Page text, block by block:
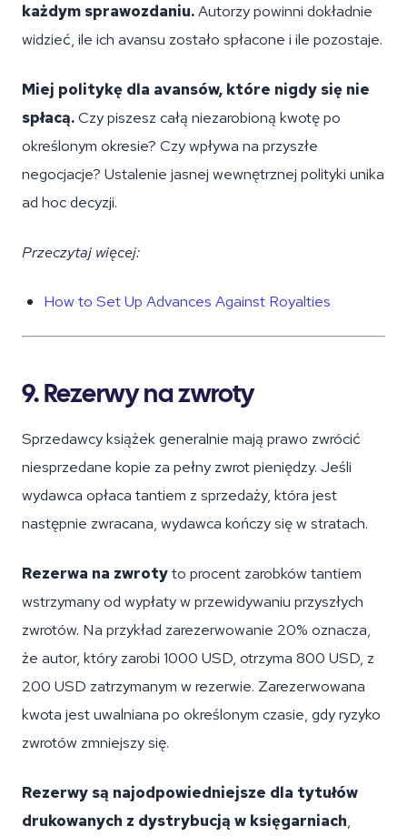
każdym sprawozdaniu.Autorzy powinni dokładnie
widzieć, ile ich avansu zostało spłacone i ile pozostaje.
Miej politykę dla avansów, które nigdy się nie
spłacą.Czy piszesz całą niezarobioną kwotę po
określonym okresie? Czy wpływa na przyszłe
negocjacje? Ustalenie jasnej wewnętrznej polityki unika
ad hoc decyzji.
Przeczytaj więcej:
How to Set Up Advances Against Royalties
9. Rezerwy na zwroty
Sprzedawcy książek generalnie mają prawo zwrócić
niesprzedane kopie za pełny zwrot pieniędzy. Jeśli
wydawca opłaca tantiem z sprzedaży, która jest
następnie zwracana, wydawca kończy się w stratach.
Rezerwa na zwrotyto procent zarobków tantiem
wstrzymany od wypłaty w przewidywaniu przyszłych
zwrotów. Na przykład zarezerwowanie 20% oznacza,
że autor, który zarobi 1000 USD, otrzyma 800 USD, z
200 USD zatrzymanym w rezerwie. Zarezerwowana
kwota jest uwalniana po określonym czasie, gdy ryzyko
zwrotów zmniejszy się.
Rezerwy są najodpowiedniejsze dla tytułów
drukowanych z dystrybucją w księgarniach,